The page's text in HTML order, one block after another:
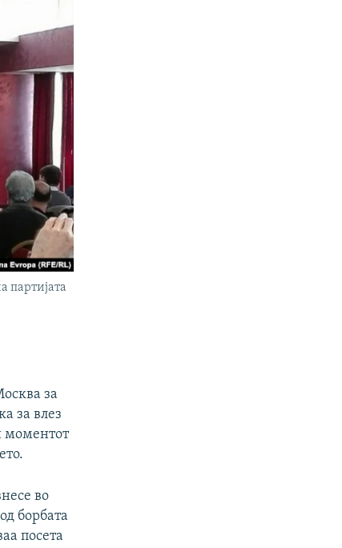
партијата
за
за влез
моментот
во
борбата
посета